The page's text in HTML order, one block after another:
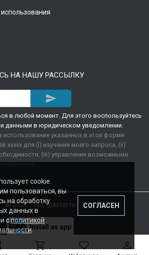
НА НАШУ РАССЫЛКУ

в любой момент. Для этого воспользуйтесь
данными в юридическом уведомлении.
использование указанных в этой форме
xxxxx для (i) изучения моего запроса, (ii)
(iii) управления возможными
© 2026 - opt-master.ru
  
cookie.
пользоваться, вы
на обработку
данных в
сполитикой
.
СОГЛАСЕН